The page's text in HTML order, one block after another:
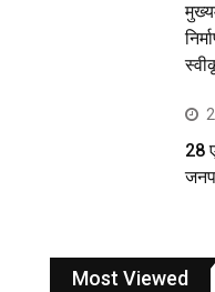
28
Most Viewed